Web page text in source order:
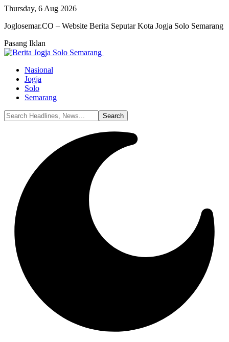
Thursday, 6 Aug 2026
Joglosemar.CO – Website Berita Seputar Kota Jogja Solo Semarang
Pasang Iklan
Nasional
Jogja
Solo
Semarang